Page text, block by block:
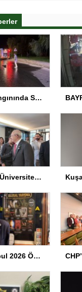
Otomobil Yangınında Sürücü Yaralandı
Kılıçdaroğlu Üniversitesi Tercih Merkezi’ni Ziyaret Etti
Fantasİstanbul 2026 Ödül Töreni Yapıldı